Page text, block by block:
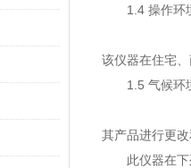
1.4 操作环
该仪器在住宅
1.5 气候环
其产品进行更
此仪器在下